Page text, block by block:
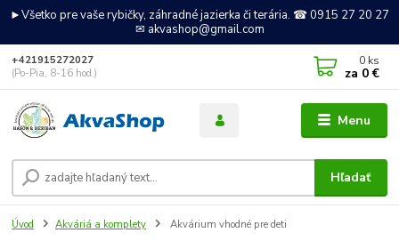
►Všetko pre vaše rybičky, záhradné jazierka či terária. ☎ 0915 27 20 27
✉ akvashop@gmail.com
Menu
Hľadať
+421915272027
(Po-Pia, 8-16 hod.)
0 ks
za 0 €
Úvod Akváriá a komplety Akvárium vhodné pre deti